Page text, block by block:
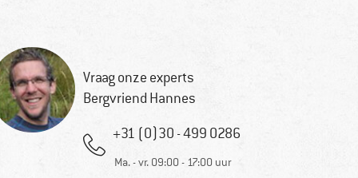
Vraag onze experts
Bergvriend Hannes
+31 (0)30 - 499 0286
Ma. - vr. 09:00 - 17:00 uur